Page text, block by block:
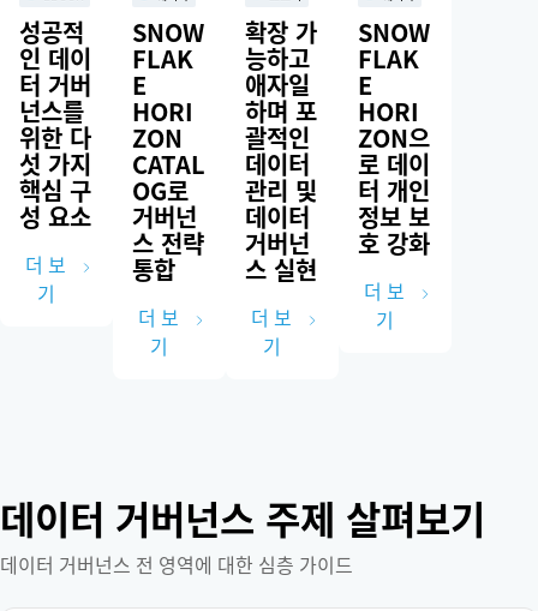
성공적
인 데이
터 거버
넌스를
위한 다
섯 가지
핵심 구
성 요소
더 보
기
SNOW
FLAK
E
HORI
ZON
CATAL
OG로
거버넌
스 전략
통합
더 보
기
확장 가
능하고
애자일
하며 포
괄적인
데이터
관리 및
데이터
거버넌
스 실현
더 보
기
SNOW
FLAK
E
HORI
ZON으
로 데이
터 개인
정보 보
호 강화
더 보
기
데이터 거버넌스 주제 살펴보기
데이터 거버넌스 전 영역에 대한 심층 가이드